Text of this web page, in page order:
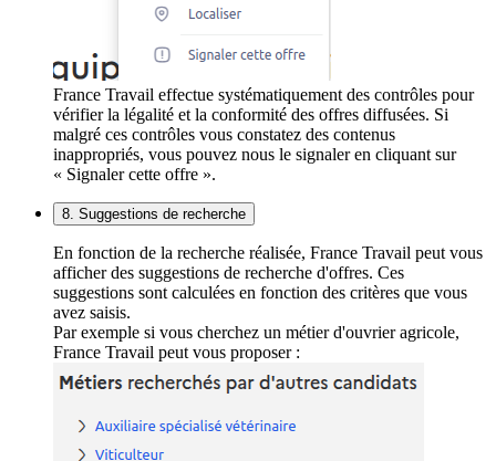
France Travail effectue systématiquement des contrôles pour
vérifier la légalité et la conformité des offres diffusées. Si
malgré ces contrôles vous constatez des contenus
inappropriés, vous pouvez nous le signaler en cliquant sur
« Signaler cette offre ».
8. Suggestions de recherche
En fonction de la recherche réalisée, France Travail peut vous
afficher des suggestions de recherche d'offres. Ces
suggestions sont calculées en fonction des critères que vous
avez saisis.
Par exemple si vous cherchez un métier d'ouvrier agricole,
France Travail peut vous proposer :